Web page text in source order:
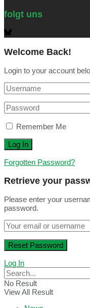
folgt uns
Welcome Back!
Login to your account
Remember Me
Forgotten Password?
Retrieve your
Please enter your
password.
Log In
No Result
View All Result